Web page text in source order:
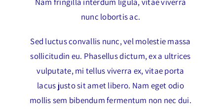
nunc lobortis ac.
Sed luctus convallis nunc, vel molestie massa
sollicitudin eu. Phasellus dictum, ex a ultrices
vulputate, mi tellus viverra ex, vitae porta
lacus justo sit amet libero. Nam eget odio
mollis sem bibendum fermentum non nec dui.